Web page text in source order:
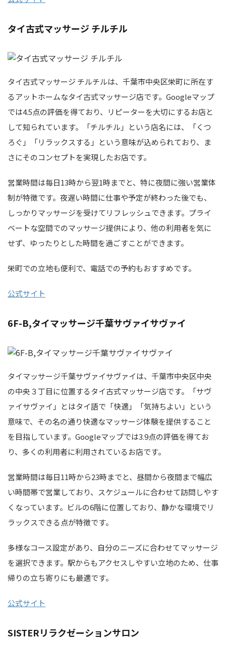
タイ古式マッサージ チルチル
タイ古式マッサージ チルチルは、千葉市中央区栄町に所在す
るアットホームなタイ古式マッサージ店です。Googleマップ
では4.5点の評価を得ており、リピーターを大切にするお店と
して知られています。「チルチル」という店名には、「くつ
ろぐ」「リラックスする」という意味が込められており、ま
さにそのコンセプトを実現したお店です。
営業時間は毎日13時から翌1時までと、特に夜間に強い営業体
制が特徴です。夜遅い時間に仕事や予定が終わった後でも、
しっかりマッサージを受けてリフレッシュできます。プライ
ベートな空間でのマッサージ提供により、他の利用者を気に
せず、ゆったりとした時間を過ごすことができます。
栄町での立地も便利で、電話での予約もおすすめです。
公式サイト
6F-B,タイマッサージ千葉サヴァイサヴァイ
タイマッサージ千葉サヴァイサヴァイは、千葉市中央区中央
の中央３丁目に位置するタイ古式マッサージ店です。「サヴ
ァイサヴァイ」とはタイ語で「快適」「気持ちよい」という
意味で、その名の通り快適なマッサージ体験を提供すること
を目指しています。Googleマップでは3.9点の評価を得てお
り、多くの利用者に利用されているお店です。
営業時間は毎日11時から23時までと、昼間から夜間まで幅広
い時間帯で営業しており、スケジュールに合わせて訪問しやす
くなっています。ビルの6階に位置しており、静かな環境でリ
ラックスできる点が特徴です。
多様なコース設定があり、自分のニーズに合わせてマッサージ
を選択できます。駅からもアクセスしやすい立地のため、仕事
帰りの立ち寄りにも最適です。
公式サイト
SISTERリラクゼーションサロン